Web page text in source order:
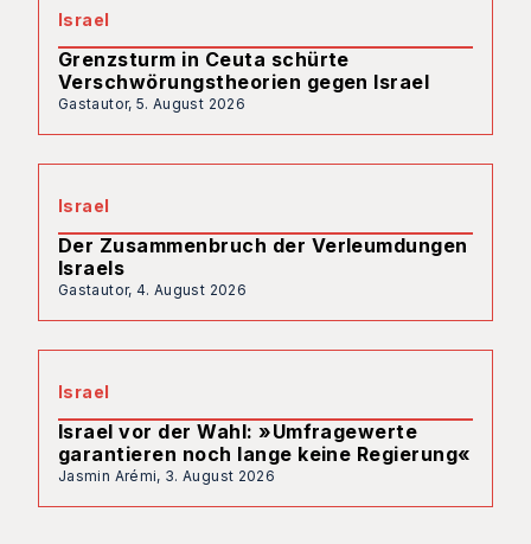
Israel
Grenzsturm in Ceuta schürte
Verschwörungstheorien gegen Israel
Gastautor, 5. August 2026
Israel
Der Zusammenbruch der Verleumdungen
Israels
Gastautor, 4. August 2026
Israel
Israel vor der Wahl: »Umfragewerte
garantieren noch lange keine Regierung«
Jasmin Arémi, 3. August 2026